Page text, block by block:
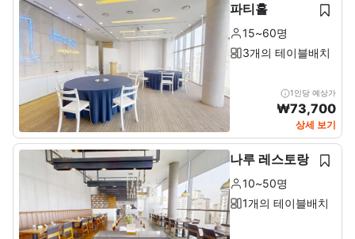
파티홀
15~60명
3개의 테이블배치
1인당 예상가
₩73,700
상세 보기
나루 레스토랑
10~50명
1개의 테이블배치